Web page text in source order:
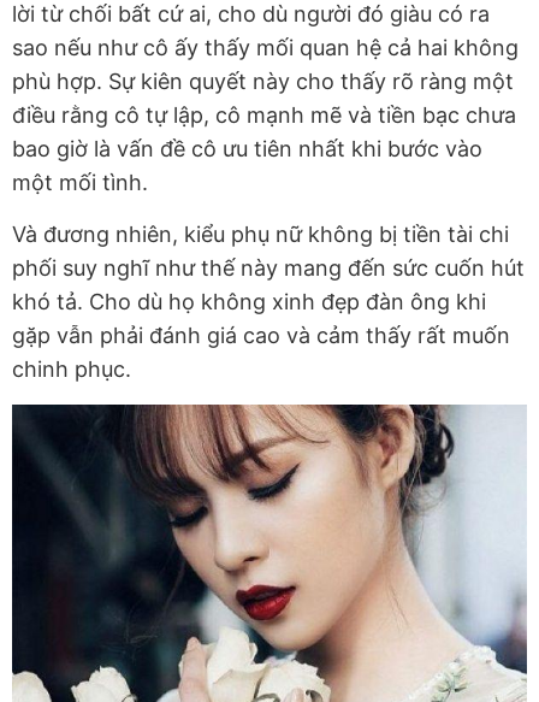
lời từ chối bất cứ ai, cho dù người đó giàu có ra
sao nếu như cô ấy thấy mối quan hệ cả hai không
phù hợp. Sự kiên quyết này cho thấy rõ ràng một
điều rằng cô tự lập, cô mạnh mẽ và tiền bạc chưa
bao giờ là vấn đề cô ưu tiên nhất khi bước vào
một mối tình.
Và đương nhiên, kiểu phụ nữ không bị tiền tài chi
phối suy nghĩ như thế này mang đến sức cuốn hút
khó tả. Cho dù họ không xinh đẹp đàn ông khi
gặp vẫn phải đánh giá cao và cảm thấy rất muốn
chinh phục.